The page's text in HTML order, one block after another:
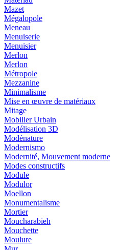
Mazet
Mégalopole
Meneau
Menuiserie
Menuisier
Merlon
Merlon
Métropole
Mezzanine
Minimalisme
Mise en œuvre de matériaux
Mitage
Mobilier Urbain
Modélisation 3D
Modénature
Modernismo
Modernité, Mouvement moderne
Modes constructifs
Module
Modulor
Moellon
Monumentalisme
Mortier
Moucharabieh
Mouchette
Moulure